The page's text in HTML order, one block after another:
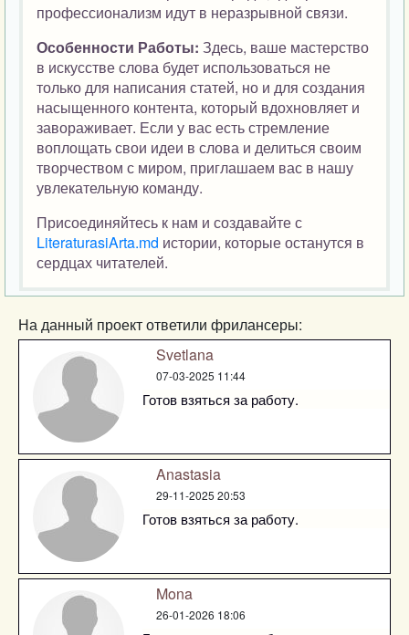
профессионализм идут в неразрывной связи.
Особенности Работы: Здесь, ваше мастерство
в искусстве слова будет использоваться не
только для написания статей, но и для создания
насыщенного контента, который вдохновляет и
завораживает. Если у вас есть стремление
воплощать свои идеи в слова и делиться своим
творчеством с миром, приглашаем вас в нашу
увлекательную команду.
Присоединяйтесь к нам и создавайте с
LiteraturasiArta.md истории, которые останутся в
сердцах читателей.
На данный проект ответили фрилансеры:
Svetlana
07-03-2025 11:44
Готов взяться за работу.
Anastasia
29-11-2025 20:53
Готов взяться за работу.
Mona
26-01-2026 18:06